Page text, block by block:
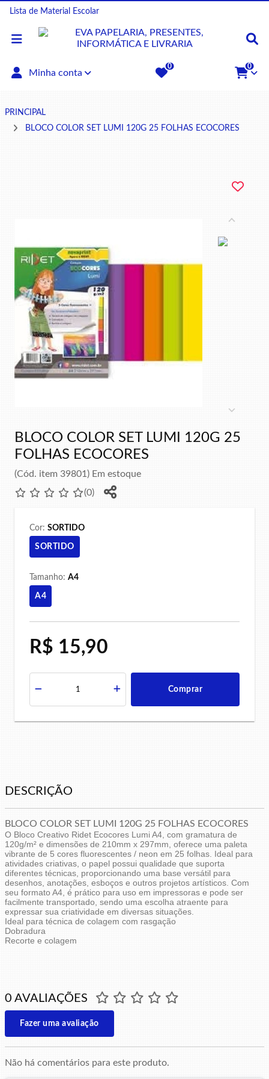
Lista de Material Escolar
Minha conta
0 0
PRINCIPAL
BLOCO COLOR SET LUMI 120G 25 FOLHAS ECOCORES
BLOCO COLOR SET LUMI 120G 25
FOLHAS ECOCORES
(Cód. item 39801) Em estoque
(0)
Cor: SORTIDO
SORTIDO
Tamanho: A4
A4
R$ 15,90
Comprar
DESCRIÇÃO
BLOCO COLOR SET LUMI 120G 25 FOLHAS ECOCORES
O Bloco Creativo Ridet Ecocores Lumi A4, com gramatura de
120g/m² e dimensões de 210mm x 297mm, oferece uma paleta
vibrante de 5 cores fluorescentes / neon em 25 folhas. Ideal para
atividades criativas, o papel possui qualidade que suporta
diferentes técnicas, proporcionando uma base versátil para
desenhos, anotações, esboços e outros projetos artísticos. Com
seu formato A4, é prático para uso em impressoras e pode ser
facilmente transportado, sendo uma escolha atraente para
expressar sua criatividade em diversas situações.
Ideal para técnica de colagem com rasgação
Dobradura
Recorte e colagem
0 AVALIAÇÕES
Fazer uma avaliação
Não há comentários para este produto.